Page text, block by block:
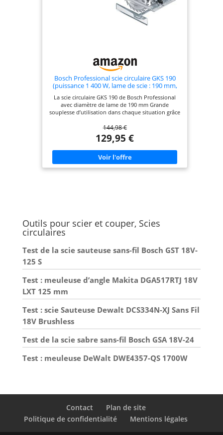
Bosch Professional scie circulaire GKS 190
(puissance 1 400 W, lame de scie : 190 mm,
carbure, adaptateur d’aspiration, butée
parallèle, clé six pans mâle)
La scie circulaire GKS 190 de Bosch Professional
avec diamètre de lame de 190 mm Grande
souplesse d’utilisation dans chaque situation grâce
fonction d’inclinaison (jusqu’à 56°) Progression de
sciage rapide dans les bois tendres et durs grâce au
puissant moteur de 1 400 W. Régime à vide : 5 500
tr/min Forme ergonomique et compacte pour une
bonne prise en main et maniabilité Livré avec :
GKS 190, lame au carbure, adaptateur d’aspiration,
butée parallèle, clé six pans mâle
144,98 €
129,95 €
Outils pour scier et couper, Scies
circulaires
Test de la scie sauteuse sans-fil Bosch GST 18V-
125 S
Test : meuleuse d’angle Makita DGA517RTJ 18V
LXT 125 mm
Test : scie Sauteuse Dewalt DCS334N-XJ Sans Fil
18V Brushless
Test de la scie sabre sans-fil Bosch GSA 18V-24
Test : meuleuse DeWalt DWE4357-QS 1700W
Contact
Plan de site
Politique de confidentialité
Mentions légales